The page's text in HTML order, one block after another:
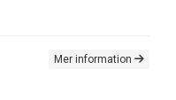
Mer information